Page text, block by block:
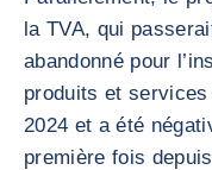
la TVA, qui
abandonné pour
produits et
2024 et a été
première fois